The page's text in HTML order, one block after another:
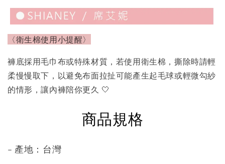
〈衛生棉使用小提醒〉
褲底採用毛巾布或特殊材質，若使用衛生棉，撕除時請輕
柔慢慢取下，以避免布面拉扯可能產生起毛球或輕微勾紗
的情形，讓內褲陪你更久 🤍
商品規格
- 產地：台灣